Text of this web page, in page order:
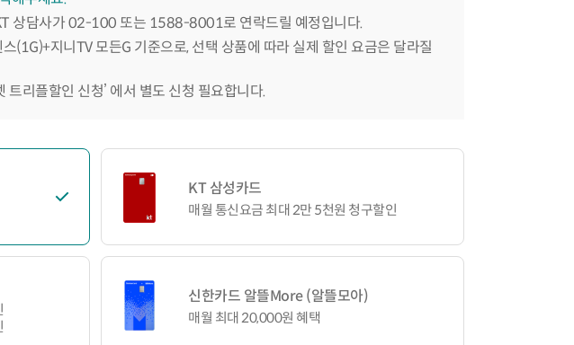
상담사가 02-100 또는 1588-8001로 연락드릴 예정입니다.
(1G)+지니TV 모든G 기준으로, 선택 상품에 따라 실제 할인 요금은 달라질
리플할인 신청’ 에서 별도 신청 필요합니다.
KT 삼성카드
매월 통신요금 최대 2만 5천원 청구할인
신한카드 알뜰More (알뜰모아)
매월 최대 20,000원 혜택